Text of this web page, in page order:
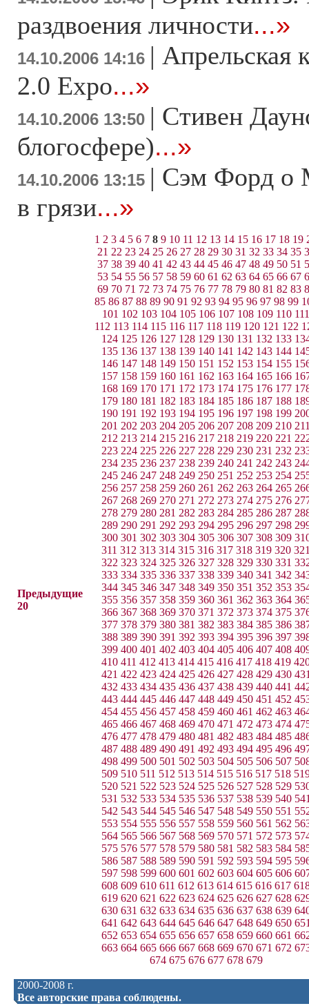
раздвоения личности...»
14.10.2006 14:16 | Апрельская
2.0 Expo...»
14.10.2006 13:50 | Стивен
блогосфере)...»
14.10.2006 13:15 | Сэм Форд о
в грязи...»
Предыдущие
20
1 2 3 4 5 6 7 8 9 10 11 12 13 14 15 16 17 18 19
21 22 23 24 25 26 27 28 29 30 31 32 33 34 35
37 38 39 40 41 42 43 44 45 46 47 48 49 50 51
53 54 55 56 57 58 59 60 61 62 63 64 65 66 67
69 70 71 72 73 74 75 76 77 78 79 80 81 82 83
85 86 87 88 89 90 91 92 93 94 95 96 97 98 99
101 102 103 104 105 106 107 108 109 110 111
112 113 114 115 116 117 118 119 120 121 122
124 125 126 127 128 129 130 131 132 133
135 136 137 138 139 140 141 142 143 144
146 147 148 149 150 151 152 153 154 155
157 158 159 160 161 162 163 164 165 166
168 169 170 171 172 173 174 175 176 177
179 180 181 182 183 184 185 186 187 188
190 191 192 193 194 195 196 197 198 199
201 202 203 204 205 206 207 208 209 210
212 213 214 215 216 217 218 219 220 221
223 224 225 226 227 228 229 230 231 232
234 235 236 237 238 239 240 241 242 243
245 246 247 248 249 250 251 252 253 254
256 257 258 259 260 261 262 263 264 265
267 268 269 270 271 272 273 274 275 276
278 279 280 281 282 283 284 285 286 287
289 290 291 292 293 294 295 296 297 298
300 301 302 303 304 305 306 307 308 309
311 312 313 314 315 316 317 318 319 320
322 323 324 325 326 327 328 329 330 331
333 334 335 336 337 338 339 340 341 342
344 345 346 347 348 349 350 351 352 353
355 356 357 358 359 360 361 362 363 364
366 367 368 369 370 371 372 373 374 375
377 378 379 380 381 382 383 384 385 386
388 389 390 391 392 393 394 395 396 397
399 400 401 402 403 404 405 406 407 408
410 411 412 413 414 415 416 417 418 419
421 422 423 424 425 426 427 428 429 430
432 433 434 435 436 437 438 439 440 441
443 444 445 446 447 448 449 450 451 452
454 455 456 457 458 459 460 461 462 463
465 466 467 468 469 470 471 472 473 474
476 477 478 479 480 481 482 483 484 485
487 488 489 490 491 492 493 494 495 496
498 499 500 501 502 503 504 505 506 507
509 510 511 512 513 514 515 516 517 518
520 521 522 523 524 525 526 527 528 529
531 532 533 534 535 536 537 538 539 540
542 543 544 545 546 547 548 549 550 551
553 554 555 556 557 558 559 560 561 562
564 565 566 567 568 569 570 571 572 573
575 576 577 578 579 580 581 582 583 584
586 587 588 589 590 591 592 593 594 595
597 598 599 600 601 602 603 604 605 606
608 609 610 611 612 613 614 615 616 617
619 620 621 622 623 624 625 626 627 628
630 631 632 633 634 635 636 637 638 639
641 642 643 644 645 646 647 648 649 650
652 653 654 655 656 657 658 659 660 661
663 664 665 666 667 668 669 670 671 672
674 675 676 677 678 679
2000-2008 г.
Все авторские права соблюдены.